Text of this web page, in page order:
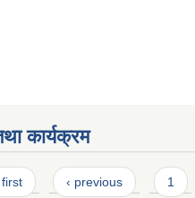
कार्यक्रम
‹ previous 1